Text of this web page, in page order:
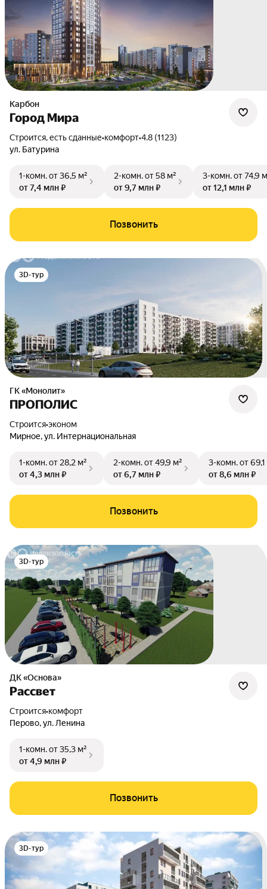
Карбон
Город Мира
Строится, есть сданные•комфорт•4.8 (1123)
ул. Батурина
1-комн.от 36,5 м²
от 7,4 млн ₽
2-комн.от 58 м²
от 9,7 млн ₽
3-комн.от 74,9
от 12,1 млн ₽
Позвонить
3D-тур
ГК «Монолит»
ПРОПОЛИС
Строится•эконом
Мирное,ул. Интернациональная
1-комн.от 28,2 м²
от 4,3 млн ₽
2-комн.от 49,9 м²
от 6,7 млн ₽
3-комн.от
от 8,6 млн ₽
Позвонить
3D-тур
ДК «Основа»
Рассвет
Строится•комфорт
Перово,ул. Ленина
1-комн.от 35,3 м²
от 4,9 млн ₽
Позвонить
3D-тур